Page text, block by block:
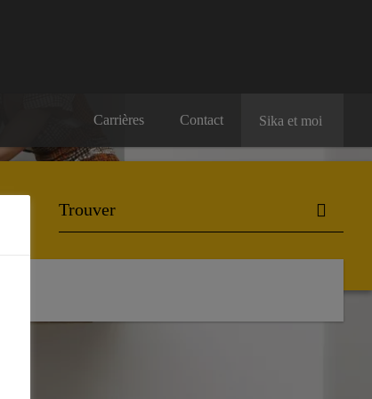
Carrières Contact Sika et moi